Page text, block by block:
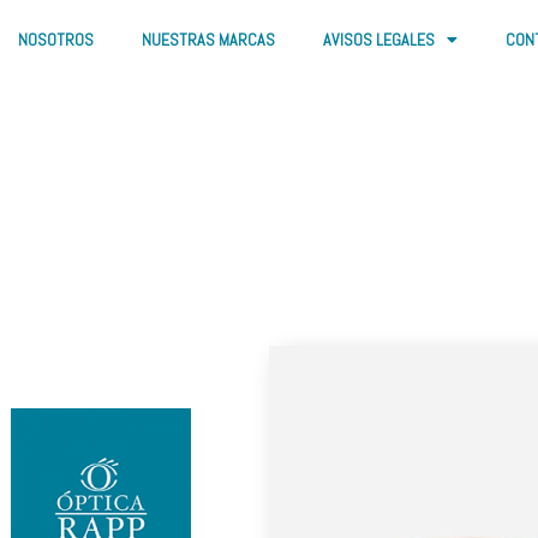
NOSOTROS NUESTRAS MARCAS AVISOS LEGALES